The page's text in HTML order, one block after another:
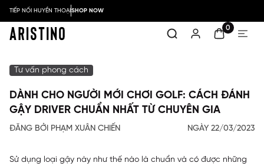
TIẾP NỐI HUYỀN THOẠISHOP NOW
0
Tư vấn phong cách
DÀNH CHO NGƯỜI MỚI CHƠI GOLF: CÁCH ĐÁNH
GẬY DRIVER CHUẨN NHẤT TỪ CHUYÊN GIA
ĐĂNG BỞI PHẠM XUÂN CHIẾN NGÀY 22/03/2023
Sử dụng loại gậy này như thế nào là chuẩn và có được những